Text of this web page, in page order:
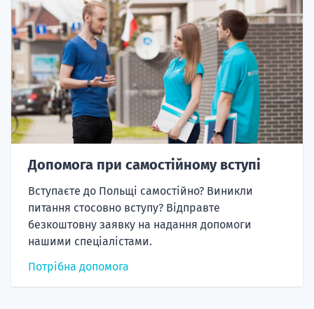
Допомога при самостійному вступі
Вступаєте до Польщі самостійно? Виникли
питання стосовно вступу? Відправте
безкоштовну заявку на надання допомоги
нашими спеціалістами.
Потрібна допомога